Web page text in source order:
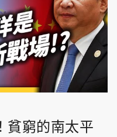
貧窮的南太平